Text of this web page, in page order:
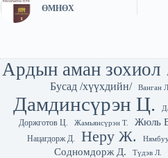
ӨМНӨХ
Ардын аман зохиол
Бусад /хүүхдийн/ Ванган Л.
Дамдинсүрэн Ц.
Доржготов Ц.
Жамьянсүрэн Т. Жюль
Нацагдорж Д. Неру Ж.
Содномдорж Д. Түдэв Л.